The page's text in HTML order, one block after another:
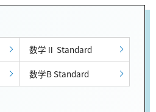
数学Ⅱ Standard
数学B Standard